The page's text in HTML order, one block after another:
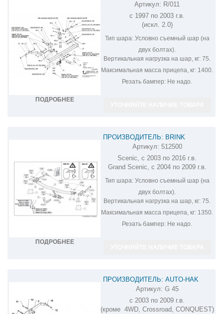
ПОДРОБНЕЕ
ФАРКОП НА RENAULT MEGANE
SCENIC R/011
Артикул: R/011
с 1997 по 2003 г.в.
(искл. 2.0)
Тип шара:Условно съемный шар (на
двух болтах).
Вертикальная нагрузка на шар, кг: 75.
Максимальная масса прицепа, кг: 1400.
Резать бампер: Не надо.
ПОДРОБНЕЕ
ПРОИЗВОДИТЕЛЬ: BRINK
ФАРКОП НА RENAULT MEGANE
SCENIC 512500
Артикул: 512500
Scenic, с 2003 по 2016 г.в.
Grand Scenic, с 2004 по 2009 г.в.
Тип шара:Условно съемный шар (на
двух болтах).
Вертикальная нагрузка на шар, кг: 75.
Максимальная масса прицепа, кг: 1350.
Резать бампер: Не надо.
ПРОИЗВОДИТЕЛЬ: AUTO-HAK
ФАРКОП НА RENAULT SCENIC 2 G 45
Артикул: G 45
с 2003 по 2009 г.в.
(кроме 4WD, Crossroad, CONQUEST)